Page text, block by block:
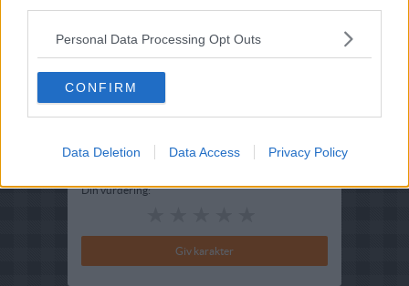
Personal Data Processing Opt Outs
CONFIRM
Data Deletion Data Access Privacy Policy
Bedøm retten
Din vurdering: